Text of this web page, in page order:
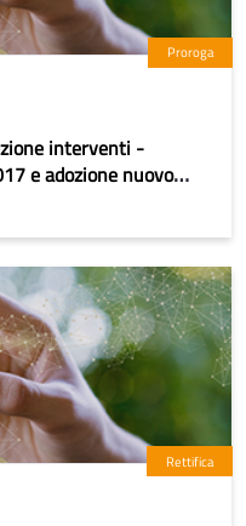
Proroga
interventi -
e adozione nuovo
Rettifica